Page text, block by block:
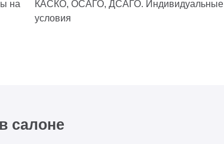
на
КАСКО, ОСАГО, ДСАГО. Индивидуальные
условия
салоне